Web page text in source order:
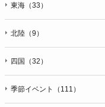
東海（33）
北陸（9）
四国（32）
季節イベント（111）